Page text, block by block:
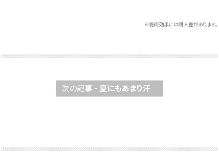
※施術効果には個人差があります。
次の記事 - 夏にもあまり汗をかかなかったのですが、人並みに汗をかくようになり、代謝も良くなったので、足のむくみもすぐにとれるようになりました。